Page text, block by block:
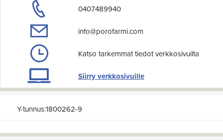
0407489940
info@porofarmi.com
Katso tarkemmat tiedot verkkosivuilta
Siirry verkkosivuille
Y-tunnus:1800262-9